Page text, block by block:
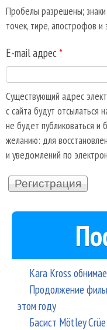
Пробелы разрешены;
точек, тире, апострофов и
E-mail адрес *
Существующий адрес
с сайта будут отсылаться
не будет публиковаться и
желанию: для
и уведомлений по
Kara Kross
Продолжение
этом году
Басист Mötley